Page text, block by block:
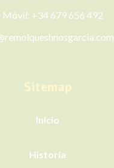
Móvil: +34 679 656 492
Sitemap
Inicio
Historia